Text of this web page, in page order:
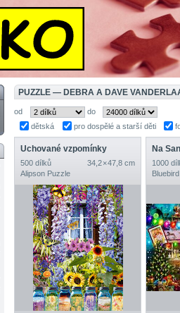
PUZZLE — DEBRA A DAVE
od
do
dětská
pro dospělé a starší děti
Uchované vzpomínky
500 dílků
34,2 × 47,8 cm
Alipson Puzzle
1000